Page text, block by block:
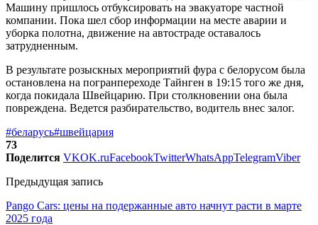
Машину пришлось отбуксировать на эвакуаторе частной
компании. Пока шел сбор информации на месте аварии и
уборка полотна, движение на автостраде оставалось
затрудненным.
В результате розыскных мероприятий фура с белорусом была
остановлена на погранпереходе Тайнген в 19:15 того же дня,
когда покидала Швейцарию. При столкновении она была
повреждена. Ведется разбирательство, водитель внес залог.
#беларусь#швейцария
73
Поделится VKOK.ruFacebookTwitterWhatsAppTelegramViber
Предыдущая запись
Pango Cars: цены на подержанные авто начнут расти в марте
2025 года